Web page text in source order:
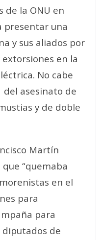
de la ONU en
presentar una
y sus aliados por
en la
No cabe
del asesinato de
y de doble
Martín
“quemaba
en el
para
para
de